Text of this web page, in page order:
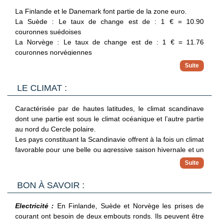
préparer le poisson.
Inclus : boissons chaudes.
La Finlande et le Danemark font partie de la zone euro.
La Suède : Le taux de change est de : 1 € = 10.90
couronnes suédoises
La Norvège : Le taux de change est de : 1 € = 11.76
couronnes norvégiennes
LE CLIMAT :
Caractérisée par de hautes latitudes, le climat scandinave
dont une partie est sous le climat océanique et l’autre partie
au nord du Cercle polaire.
Les pays constituant la Scandinavie offrent à la fois un climat
favorable pour une belle ou agressive saison hivernale et un
climat variant pour les autres saisons à savoir le printemps,
Les étés peuvent parfois connaître de très chaudes
périodes.
BON À SAVOIR :
Electricité : En Finlande, Suède et Norvège les prises de
courant ont besoin de deux embouts ronds. Ils peuvent être